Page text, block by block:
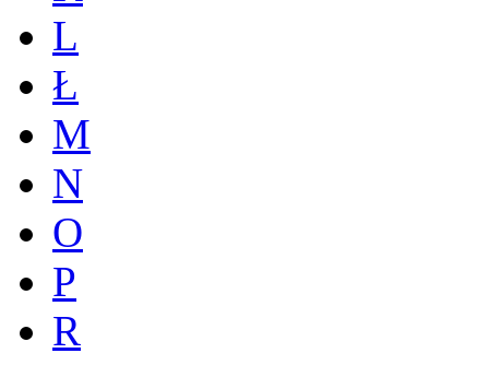
L
Ł
M
N
O
P
R